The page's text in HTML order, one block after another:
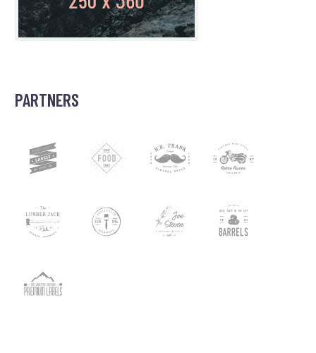
PARTNERS